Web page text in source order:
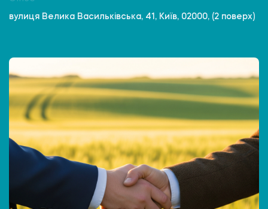
вулиця Велика Васильківська, 41, Київ, 02000, (2 поверх)